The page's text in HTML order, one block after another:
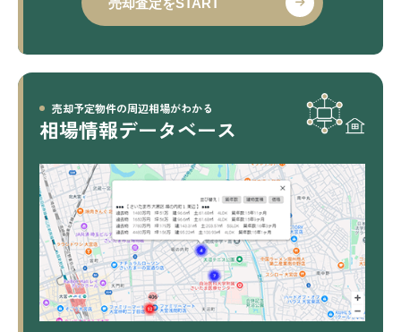
売却予定物件の周辺相場がわかる
相場情報データベース